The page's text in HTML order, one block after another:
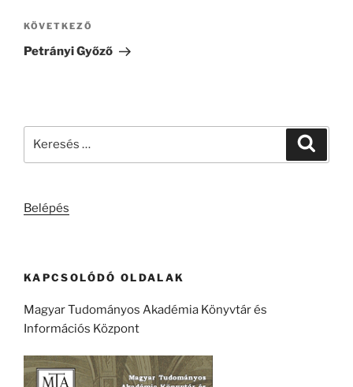
Következő
bejegyzés
KÖVETKEZŐ
Petrányi Győző
Belépés
KAPCSOLÓDÓ OLDALAK
Magyar Tudományos Akadémia Könyvtár és
Információs Központ